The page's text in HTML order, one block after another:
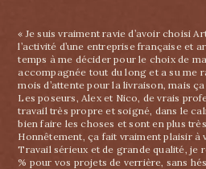
« Je suis vraiment ravie d’avoir choisi
l’activité d’une entreprise française et
temps à me décider pour le choix de
accompagnée tout du long et a su me
mois d’attente pour la livraison, mais
Les poseurs, Alex et Nico, de vrais
travail très propre et soigné, dans le
bien faire les choses et sont en plus
Honnêtement, ça fait vraiment plaisir à
Travail sérieux et de grande qualité, je
% pour vos projets de verrière, sans